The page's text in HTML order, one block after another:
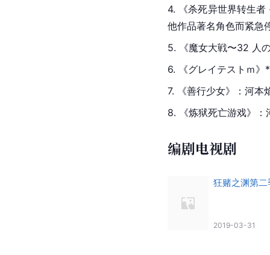
4. 《杀死异世界转生
他作品著名角色而紧急
5. 《魔⼥⼤戦〜32 ⼈
6. 《グレイテストｍ
7. 《善行少女》：河
8. 《炼狱死亡游戏》：
编剧电视剧
狂赌之渊第二
2019-03-31